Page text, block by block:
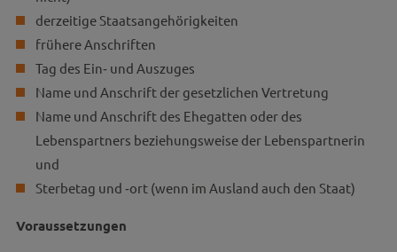
derzeitige Staatsangehörigkeiten
frühere Anschriften
Tag des Ein‐ und Auszuges
Name und Anschrift der gesetzlichen Vertretung
Name und Anschrift des Ehegatten oder des
Lebenspartners beziehungsweise der Lebenspartnerin
und
Sterbetag und ‐ort (wenn im Ausland auch den Staat)
Voraussetzungen